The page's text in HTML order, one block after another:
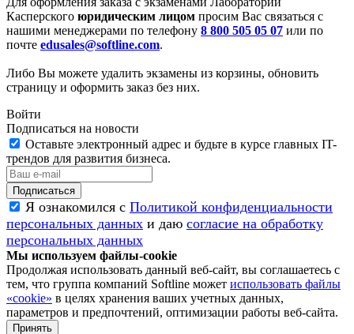
Касперского юридическим лицом просим Вас связаться с
нашими менеджерами по телефону 8 800 505 05 07 или по
почте edusales@softline.com.
Либо Вы можете удалить экзамены из корзины, обновить
страницу и оформить заказ без них.
Войти
Подписаться на новости
Оставьте электронный адрес и будьте в курсе главных IT-
трендов для развития бизнеса.
Я ознакомился с Политикой конфиденциальности
персональных данных и даю согласие на обработку
персональных данных
Мы используем файлы-cookie
Продолжая использовать данный веб-сайт, вы соглашаетесь с
тем, что группа компаний Softline может использовать файлы
«cookie» в целях хранения ваших учетных данных,
параметров и предпочтений, оптимизации работы веб-сайта.
Принять